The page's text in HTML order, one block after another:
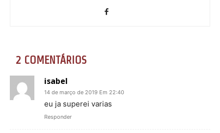
2 COMENTÁRIOS
isabel
14 de março de 2019 Em 22:40
eu ja superei varias
Responder